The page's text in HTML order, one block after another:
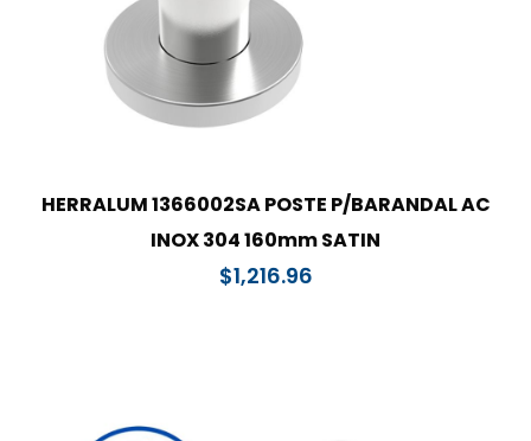
HERRALUM 1366002SA POSTE P/BARANDAL AC
INOX 304 160mm SATIN
$1,216.96